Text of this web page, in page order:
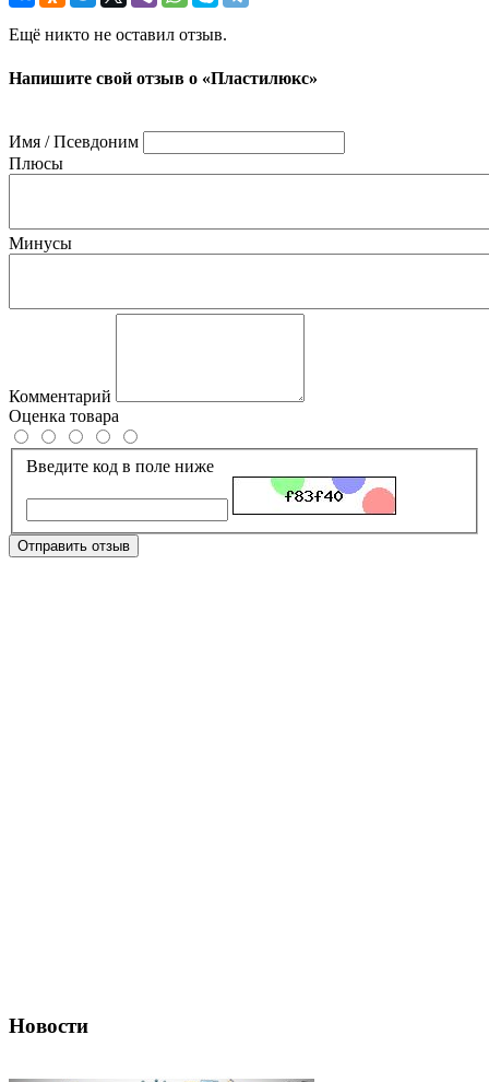
Ещё никто не оставил отзыв.
Напишите свой отзыв о «Пластилюкс»
Имя / Псевдоним
Плюсы
Минусы
Комментарий
Оценка товара
Введите код в поле ниже
Отправить отзыв
Новости